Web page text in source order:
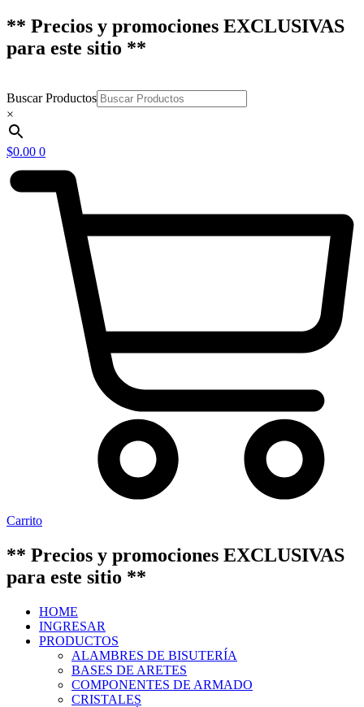
** Precios y promociones EXCLUSIVAS
para este sitio **
Buscar Productos
×
$0.00 0
Carrito
** Precios y promociones EXCLUSIVAS
para este sitio **
HOME
INGRESAR
PRODUCTOS
ALAMBRES DE BISUTERÍA
BASES DE ARETES
COMPONENTES DE ARMADO
CRISTALES